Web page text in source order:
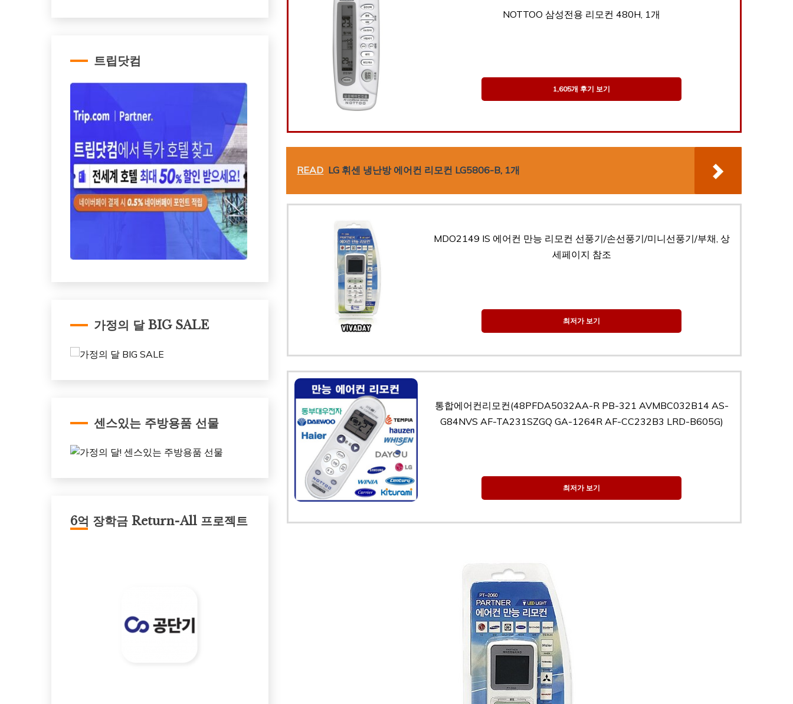
NOTTOO 삼성전용 리모컨 480H, 1개
1,605개 후기 보기
READ LG 휘센 냉난방 에어컨 리모컨 LG5806-B, 1개
MDO2149 IS 에어컨 만능 리모컨 선풍기/손선풍기/미니선풍기/부채, 상
세페이지 참조
최저가 보기
통합에어컨리모컨(48PFDA5032AA-R PB-321 AVMBC032B14 AS-
G84NVS AF-TA231SZGQ GA-1264R AF-CC232B3 LRD-B605G)
최저가 보기
트립닷컴
가정의 달 BIG SALE
센스있는 주방용품 선물
6억 장학금 Return-All 프로젝트